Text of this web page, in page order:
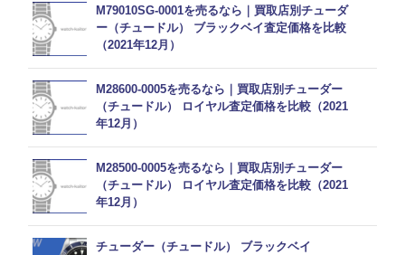
M79010SG-0001を売るなら｜買取店別チューダ
ー（チュードル） ブラックベイ査定価格を比較
（2021年12月）
M28600-0005を売るなら｜買取店別チューダー
（チュードル） ロイヤル査定価格を比較（2021
年12月）
M28500-0005を売るなら｜買取店別チューダー
（チュードル） ロイヤル査定価格を比較（2021
年12月）
チューダー（チュードル） ブラックベイ